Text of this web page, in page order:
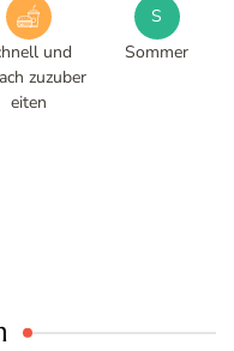
und
zuzuber
eiten
S
Sommer